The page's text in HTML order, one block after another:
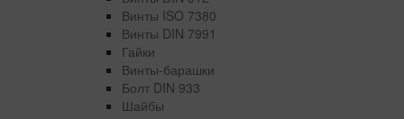
Винты ISO 7380
Винты DIN 7991
Гайки
Винты-барашки
Болт DIN 933
Шайбы